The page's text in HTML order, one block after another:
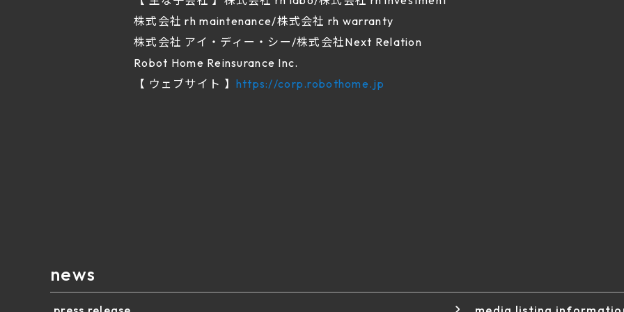
株式会社 rh maintenance/株式会社 rh warranty
株式会社 アイ・ディー・シー/株式会社Next Relation
Robot Home Reinsurance Inc.
【 ウェブサイト 】 https://corp.robothome.jp
news